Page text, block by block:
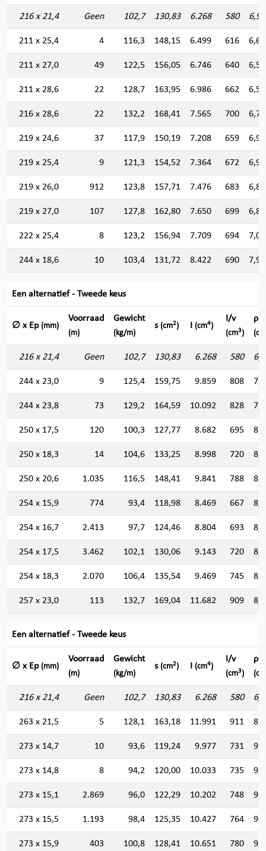
216 x 21,4 Geen 102,7 130,83 6.268 580
211 x 25,4 4 116,3 148,15 6.499 616
211 x 27,0 49 122,5 156,05 6.746 640
211 x 28,6 22 128,7 163,95 6.986 662
216 x 28,6 22 132,2 168,41 7.565 700
219 x 24,6 37 117,9 150,19 7.208 659
219 x 25,4 9 121,3 154,52 7.364 672
219 x 26,0 912 123,8 157,71 7.476 683
219 x 27,0 107 127,8 162,80 7.650 699
222 x 25,4 8 123,2 156,94 7.709 694
244 x 18,6 10 103,4 131,72 8.422 690
Een alternatief - Tweede keus
∅ x Ep (mm)
Voorraad
(m)
Gewicht
(kg/m)
s (cm2) I (cm4)
I/v
(cm3)
ρ
216 x 21,4 Geen 102,7 130,83 6.268 580
244 x 23,0 9 125,4 159,75 9.859 808
244 x 23,8 73 129,2 164,59 10.092 828
250 x 17,5 120 100,3 127,77 8.682 695
250 x 18,3 14 104,6 133,25 8.998 720
250 x 20,6 1.035 116,5 148,41 9.841 788
254 x 15,9 774 93,4 118,98 8.469 667
254 x 16,7 2.413 97,7 124,46 8.804 693
254 x 17,5 3.462 102,1 130,06 9.143 720
254 x 18,3 2.070 106,4 135,54 9.469 745
257 x 23,0 113 132,7 169,04 11.682 909
Een alternatief - Tweede keus
∅ x Ep (mm)
Voorraad
(m)
Gewicht
(kg/m)
s (cm2) I (cm4)
I/v
(cm3)
ρ
216 x 21,4 Geen 102,7 130,83 6.268 580
263 x 21,5 5 128,1 163,18 11.991 911
273 x 14,7 10 93,6 119,24 9.977 731
273 x 14,8 8 94,2 120,00 10.033 735
273 x 15,1 2.869 96,0 122,29 10.202 748
273 x 15,5 1.193 98,4 125,35 10.427 764
273 x 15,9 403 100,8 128,41 10.651 780